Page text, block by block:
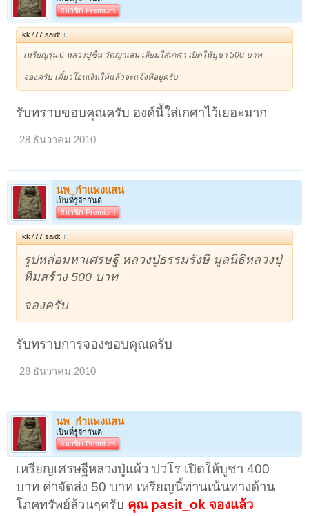
สมาชิก Premium
kk777 said: ↑
เหรียญรุ่น 6 หลวงปู่ชื้น วัดญาเสน เลี่ยมใส่เกศา เปิดให้บูชา 500 บาท
จองครับ เดี๋ยวโอนเงินให้แล้วจะแจ้งที่อยู่ครับ
รับทราบขอบคุณครับ องค์นี้ใส่เกศาไว้เยอะมาก
28 ธันวาคม 2010
นพ_กำแพงแสน
เป็นที่รู้จักกันดี
สมาชิก Premium
kk777 said: ↑
รูปหล่อมหาเศรษฐี หลวงปู่ธรรมรังษี มูลนิธิหลวงปุ่
ทิมสร้าง 500 บาท
จองครับ
รับทราบการจองขอบคุณครับ
28 ธันวาคม 2010
นพ_กำแพงแสน
เป็นที่รู้จักกันดี
สมาชิก Premium
เหรียญเศรษฐีหลวงปู่แผ้ว ปวโร เปิดให้บูชา 400
บาท ค่าจัดส่ง 50 บาท เหรียญนี้ท่านเน้นทางด้าน
โภคทรัพย์ล้วนๆครับ คุณ pasit_ok จองแล้ว